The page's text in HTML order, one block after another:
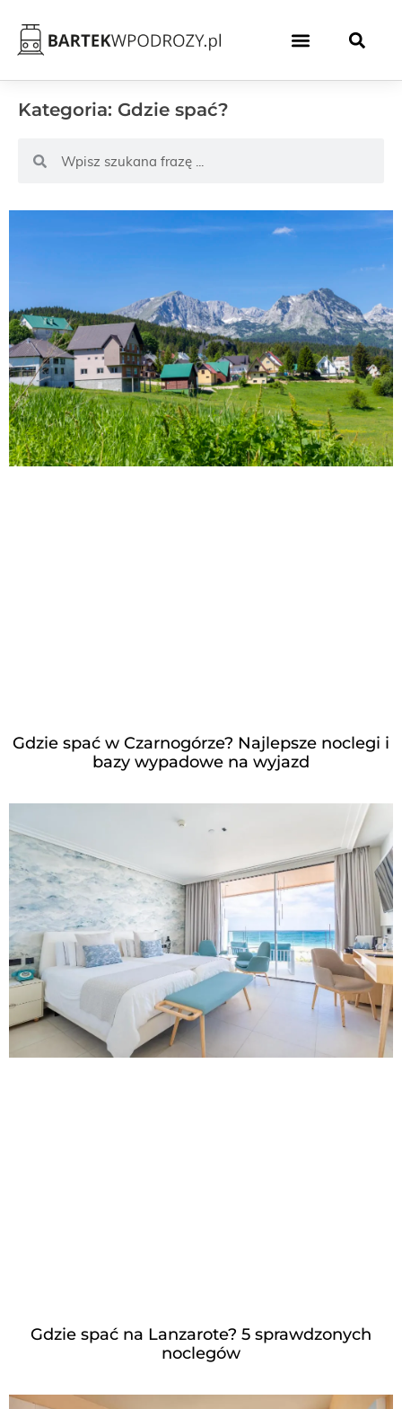
Kategoria: Gdzie spać?
Gdzie spać w Czarnogórze? Najlepsze noclegi i
bazy wypadowe na wyjazd
Gdzie spać na Lanzarote? 5 sprawdzonych
noclegów